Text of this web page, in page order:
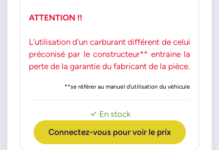
06H127025G
06H127025M
06H127025N
06H127025P
06H127025R
VDO-CONTINENTAL
2803580262302
2803580263302
En stock
Connectez-vous pour voir le prix
moteur : 18i 20i FSI GTI TFSI TSI
ATTENTION !!
L'utilisation d'un carburant différent de celui
préconisé par le constructeur** entraine la
perte de la garantie du fabricant de la pièce.
**se référer au manuel d'utilisation du véhicule